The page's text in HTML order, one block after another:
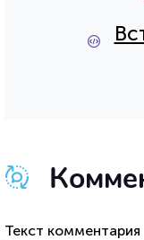
Текст комментария